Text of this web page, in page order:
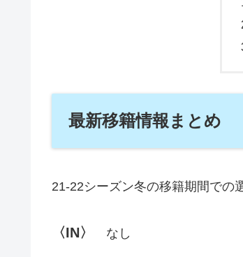
最新移籍情報まとめ
21-22シーズン冬の移籍期間での
〈IN〉 なし